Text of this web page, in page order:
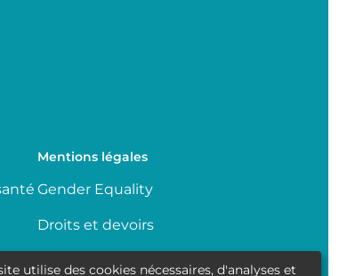
Mentions légales
Gender Equality
Droits et devoirs
Partage de données
utilise des cookies nécessaires, d'analyses et